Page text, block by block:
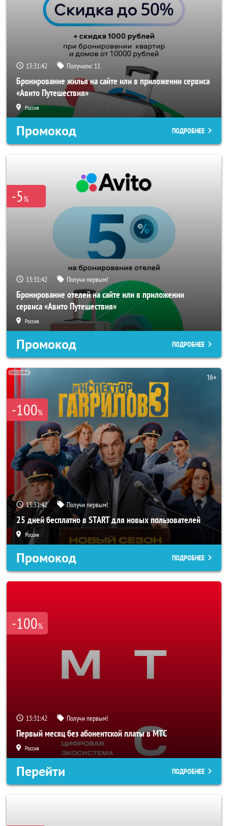
13:31:40 Получили: 11
Бронирование жилья на сайте или в приложении сервиса
«Авито Путешествия»
Россия
Промокод ПОДРОБНЕЕ
-5%
13:31:40 Получи первым!
Бронирование отелей на сайте или в приложении
сервиса «Авито Путешествия»
Россия
Промокод ПОДРОБНЕЕ
-100%
13:31:40 Получи первым!
25 дней бесплатно в START для новых пользователей
Россия
Промокод ПОДРОБНЕЕ
-100%
13:31:40 Получи первым!
Первый месяц без абонентской платы в МТС
Россия
Перейти ПОДРОБНЕЕ